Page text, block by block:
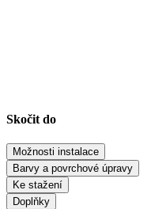
Skočit do
Možnosti instalace
Barvy a povrchové úpravy
Ke stažení
Doplňky